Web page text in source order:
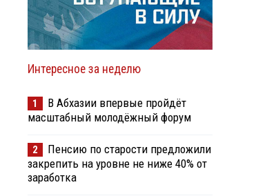
Интересное за неделю
1
В Абхазии впервые пройдёт
масштабный молодёжный форум
2
Пенсию по старости предложили
закрепить на уровне не ниже 40% от
заработка